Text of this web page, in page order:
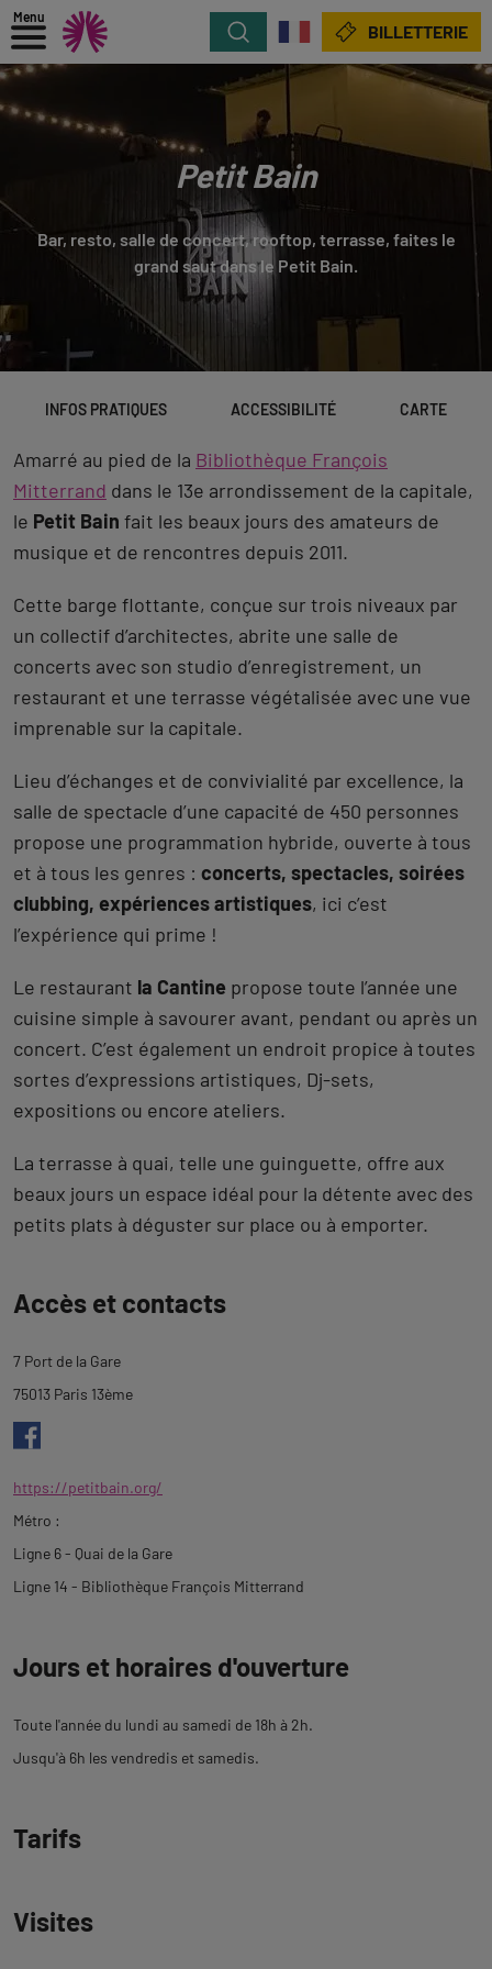
Menu
Rechercher BILLETTERIE
Petit Bain
Bar, resto, salle de concert, rooftop, terrasse, faites le
grand saut dans le Petit Bain.
INFOS PRATIQUES ACCESSIBILITÉ CARTE
Amarré au pied de la Bibliothèque François
Mitterrand dans le 13e arrondissement de la capitale,
le Petit Bain fait les beaux jours des amateurs de
musique et de rencontres depuis 2011.
Cette barge flottante, conçue sur trois niveaux par
un collectif d’architectes, abrite une salle de
concerts avec son studio d’enregistrement, un
restaurant et une terrasse végétalisée avec une vue
imprenable sur la capitale.
Lieu d’échanges et de convivialité par excellence, la
salle de spectacle d’une capacité de 450 personnes
propose une programmation hybride, ouverte à tous
et à tous les genres : concerts, spectacles, soirées
clubbing, expériences artistiques, ici c’est
l’expérience qui prime !
Le restaurant la Cantine propose toute l’année une
cuisine simple à savourer avant, pendant ou après un
concert. C’est également un endroit propice à toutes
sortes d’expressions artistiques, Dj-sets,
expositions ou encore ateliers.
La terrasse à quai, telle une guinguette, offre aux
beaux jours un espace idéal pour la détente avec des
petits plats à déguster sur place ou à emporter.
àAccès et contacts
7 Port de la Gare
75013 Paris 13ème
https://petitbain.org/
Métro :
Ligne 6 - Quai de la Gare
Ligne 14 - Bibliothèque François Mitterrand
Jours et horaires d'ouverture
Toute l'année du lundi au samedi de 18h à 2h.
Jusqu'à 6h les vendredis et samedis.
Tarifs
Visites